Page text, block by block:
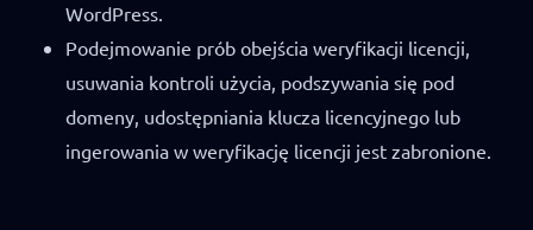
WordPress.
Podejmowanie prób obejścia weryfikacji licencji,
usuwania kontroli użycia, podszywania się pod
domeny, udostępniania klucza licencyjnego lub
ingerowania w weryfikację licencji jest zabronione.